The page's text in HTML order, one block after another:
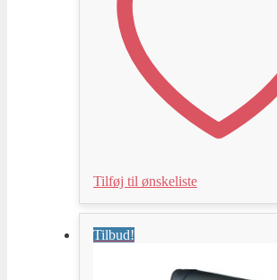
Tilføj til ønskeliste
Tilbud!